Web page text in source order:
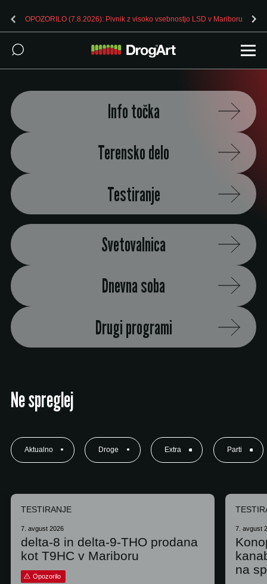
OPOZORILO (7.8.2026): Pivnik z visoko vsebnostjo LSD v Mariboru
Info točka
Terensko delo
Testiranje
Svetovalnica
Dnevna soba
Drugi programi
Ne spreglej
Aktualno Droge Extra Parti
TESTIRANJE
7. avgust 2026
delta-8 in delta-9-THO prodana
kot T9HC v Mariboru
Opozorilo
7. avgust
na